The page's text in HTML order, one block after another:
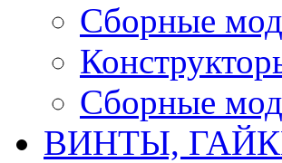
Сборные
Сборные
ВИНТЫ,